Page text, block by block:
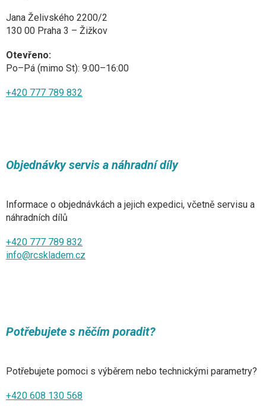
Jana Želivského 2200/2
130 00 Praha 3 – Žižkov
Otevřeno:
Po–Pá (mimo St): 9:00–16:00
+420 777 789 832
Objednávky servis a náhradní díly
Informace o objednávkách a jejich expedici, včetně servisu a
náhradních dílů
+420 777 789 832
info@rcskladem.cz
Potřebujete s něčím poradit?
Potřebujete pomoci s výběrem nebo technickými parametry?
+420 608 130 568